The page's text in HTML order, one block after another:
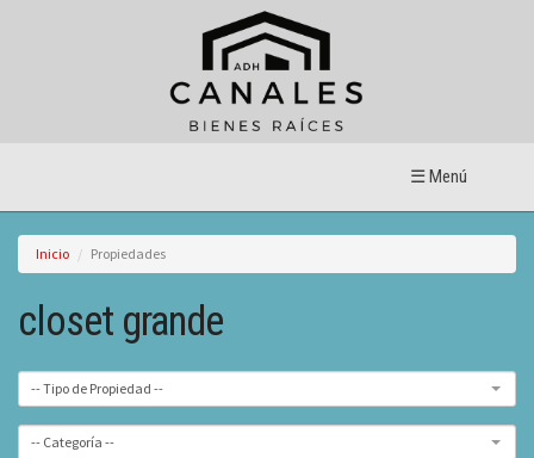
☰ Menú
Inicio Propiedades
closet grande
-- Tipo de Propiedad --
-- Categoría --